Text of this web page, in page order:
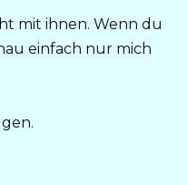
mit ihnen. Wenn du
einfach nur mich